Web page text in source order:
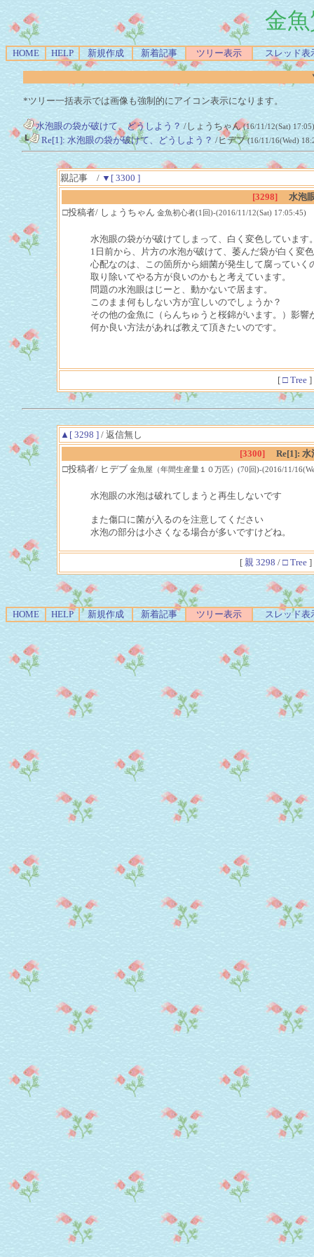
金
HOME HELP 新規作成 新着記事 ツリー表示 スレッド表
*ツリー一括表示では画像も強制的にアイコン表示になります。
水泡眼の袋が破けて、どうしよう？ /しょうちゃん(16/11/12(Sat)
┗ Re[1]: 水泡眼の袋が破けて、どうしよう？ /ヒデブ(16/11/16(Wed)
親記事 / ▼[ 3300 ]
[3298]
水泡
□投稿者/ しょうちゃん 金魚初心者(1回)-(2016/11/12(Sat) 17:05:45)
水泡眼の袋がが破けてしまって、白く変色しています
1日前から、片方の水泡が破けて、萎んだ袋が白く変
心配なのは、この箇所から細菌が発生して腐っていく
取り除いてやる方が良いのかもと考えています。
問題の水泡眼はじーと、動かないで居ます。
このまま何もしない方が宜しいのでしょうか？
その他の金魚に（らんちゅうと桜錦がいます。）影響
何か良い方法があれば教えて頂きたいのです。
[ □ Tree]
▲[ 3298 ]/ 返信無し
[3300]
Re[1]:
□投稿者/ ヒデブ 金魚屋（年間生産量１０万匹）(70回)-(2016/11/
水泡眼の水泡は破れてしまうと再生しないです
また傷口に菌が入るのを注意してください
水泡の部分は小さくなる場合が多いですけどね。
[ 親 3298 / □ Tree]
HOME HELP 新規作成 新着記事 ツリー表示 スレッド表